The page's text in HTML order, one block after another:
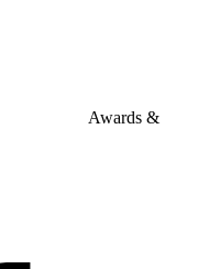
Awards &